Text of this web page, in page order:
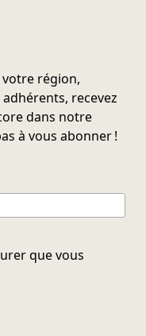
région,
recevez
dans notre
à vous abonner !
que vous